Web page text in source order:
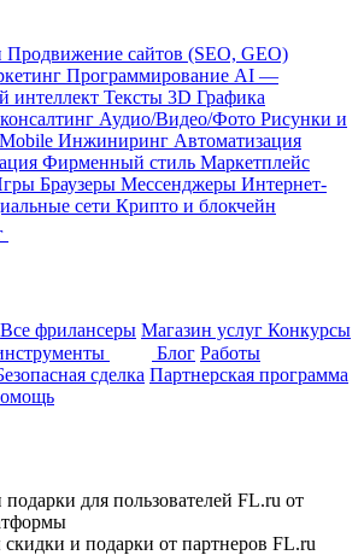
Продвижение сайтов (SEO, GEO)
Программирование AI —
интеллект Тексты 3D Графика
Аудио/Видео/Фото Рисунки и
Mobile Инжиниринг Автоматизация
Фирменный стиль Маркетплейс
Браузеры Мессенджеры Интернет-
сети Крипто и блокчейн
Все фрилансеры Магазин услуг Конкурсы
Блог Работы
сделка Партнерская программа
для пользователей FL.ru от
и подарки от партнеров FL.ru